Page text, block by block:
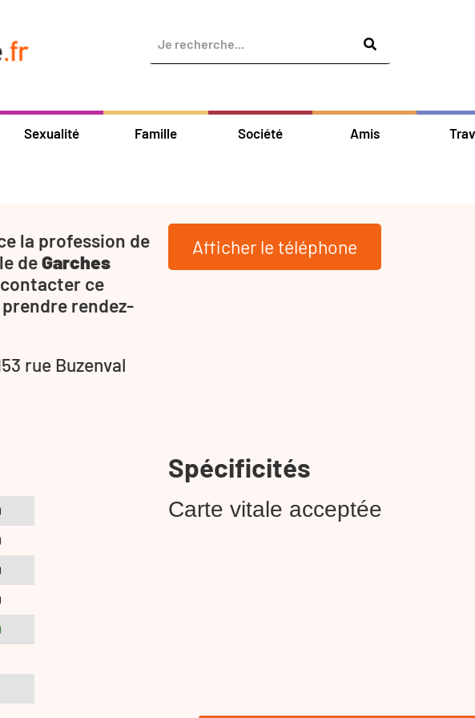
Sexualité Famille Société Amis
la profession de
deGarches
contacter ce
rendez-
rue Buzenval
Afficher le téléphone
Spécificités
Carte vitale acceptée